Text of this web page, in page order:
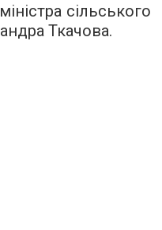
міністра сільського
Ткачова.